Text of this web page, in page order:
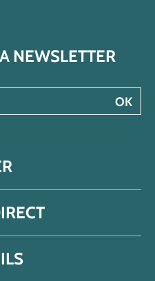
Instagram
Facebook
notre compte Pinterest
à notre compte Twitter/X
NEWSLETTER
OK